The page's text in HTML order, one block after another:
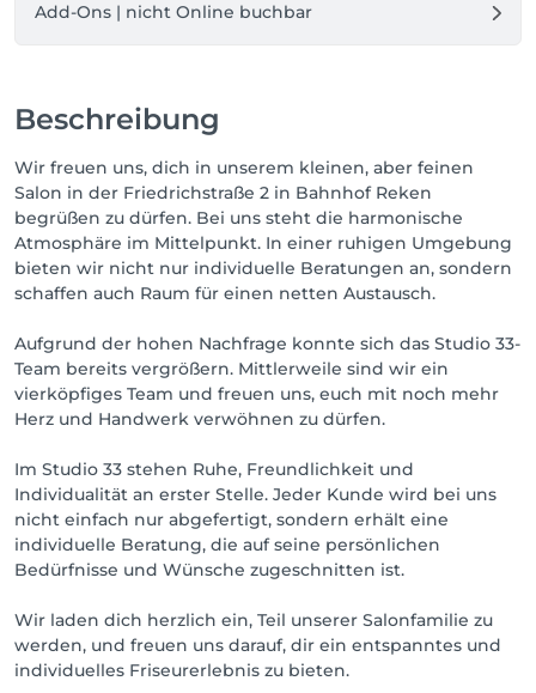
Add-Ons | nicht Online buchbar
Beschreibung
Wir freuen uns, dich in unserem kleinen, aber feinen
Salon in der Friedrichstraße 2 in Bahnhof Reken
begrüßen zu dürfen. Bei uns steht die harmonische
Atmosphäre im Mittelpunkt. In einer ruhigen Umgebung
bieten wir nicht nur individuelle Beratungen an, sondern
schaffen auch Raum für einen netten Austausch.
Aufgrund der hohen Nachfrage konnte sich das Studio 33-
Team bereits vergrößern. Mittlerweile sind wir ein
vierköpfiges Team und freuen uns, euch mit noch mehr
Herz und Handwerk verwöhnen zu dürfen.
Im Studio 33 stehen Ruhe, Freundlichkeit und
Individualität an erster Stelle. Jeder Kunde wird bei uns
nicht einfach nur abgefertigt, sondern erhält eine
individuelle Beratung, die auf seine persönlichen
Bedürfnisse und Wünsche zugeschnitten ist.
Wir laden dich herzlich ein, Teil unserer Salonfamilie zu
werden, und freuen uns darauf, dir ein entspanntes und
individuelles Friseurerlebnis zu bieten.